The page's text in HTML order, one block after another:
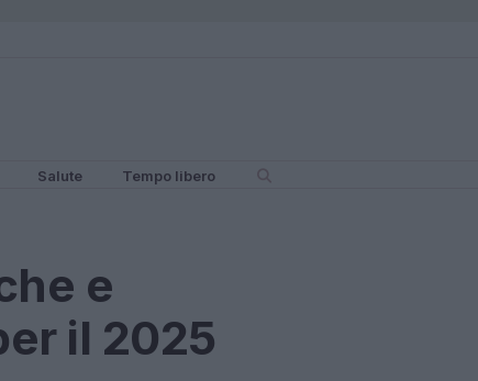
Salute Tempo libero
e
il 2025